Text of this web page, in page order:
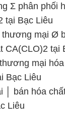
Σ phân phối
tại Bạc Liêu
mại Ø
CA(CLO)2 tại
mại
Bạc Liêu
│ bán hóa
Liêu